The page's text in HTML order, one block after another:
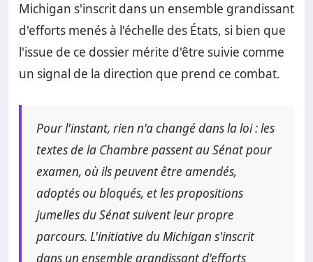
Michigan s'inscrit dans un ensemble grandissant
d'efforts menés à l'échelle des États, si bien que
l'issue de ce dossier mérite d'être suivie comme
un signal de la direction que prend ce combat.
Pour l'instant, rien n'a changé dans la loi : les
textes de la Chambre passent au Sénat pour
examen, où ils peuvent être amendés,
adoptés ou bloqués, et les propositions
jumelles du Sénat suivent leur propre
parcours. L'initiative du Michigan s'inscrit
dans un ensemble grandissant d'efforts